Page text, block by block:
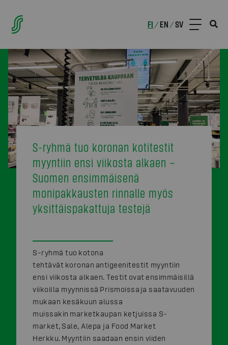
FI /EN /SV
S-ryhmä tuo koronan kotitestit
myyntiin ensi viikosta alkaen –
Suomen ensimmäisenä
monipakkausten rinnalle myös
yksittäispakattuja testejä
S-ryhmä tuo kotona
tehtävät koronan antigeenitestit myyntiin
ensi viikosta alkaen. Testit ovat ensimmäisillä
viikoilla myynnissä Prismoissa ja saatavuuden
mukaan kesäkuun alussa
muissakin marketkaupan ketjuissa S-
market, Sale, Alepa ja Food Market
Herkku. Myyntiin saadaan ensin viiden